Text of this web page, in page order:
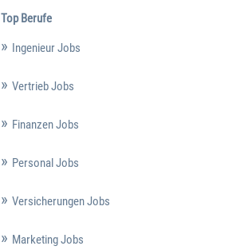
Top Berufe
Ingenieur Jobs
Vertrieb Jobs
Finanzen Jobs
Personal Jobs
Versicherungen Jobs
Marketing Jobs